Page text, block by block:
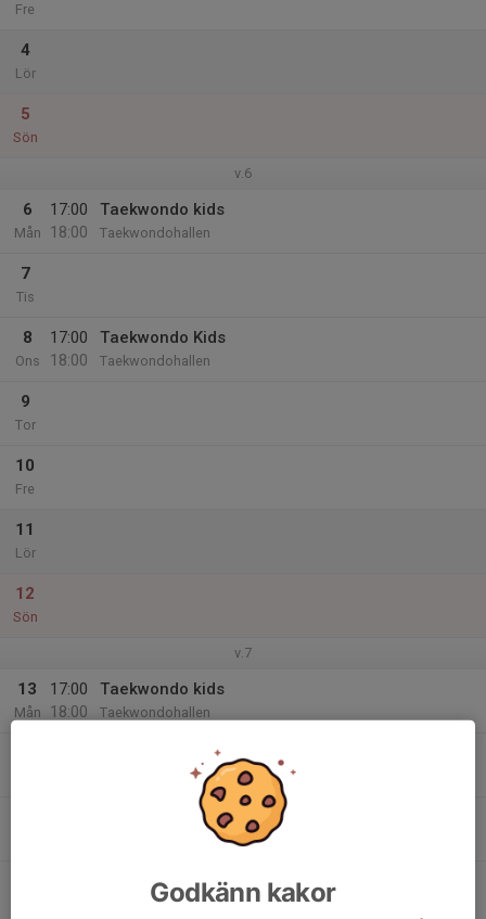
Fre
4
Lör
5
Sön
v.6
6
Mån
17:00
18:00
Taekwondo kids
Taekwondohallen
7
Tis
8
Ons
17:00
18:00
Taekwondo Kids
Taekwondohallen
9
Tor
10
Fre
11
Lör
12
Sön
v.7
13
Mån
17:00
18:00
Taekwondo kids
Taekwondohallen
Taekwondo Kids
Godkänn kakor